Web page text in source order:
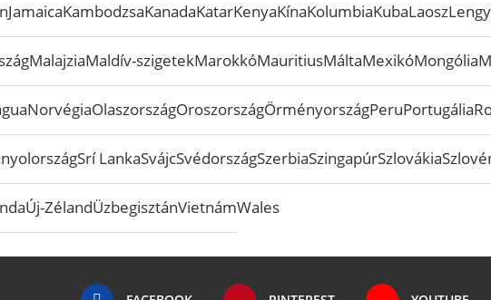
JamaicaKambodzsaKanadaKatarKenyaKínaKolumbiaKubaLaosz
MalajziaMaldív-szigetekMarokkóMauritiusMáltaMexikóMongólia
NorvégiaOlaszországOroszországÖrményországPeruPortugália
Srí LankaSvájcSvédországSzerbiaSzingapúrSzlovákia
Új-ZélandÜzbegisztánVietnámWales